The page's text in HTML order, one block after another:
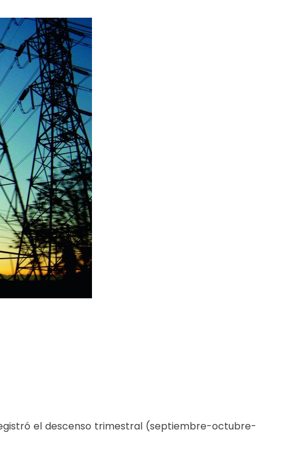
el descenso trimestral (septiembre-octubre-